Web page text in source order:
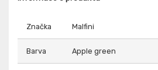
Značka Malfini
Barva Apple green